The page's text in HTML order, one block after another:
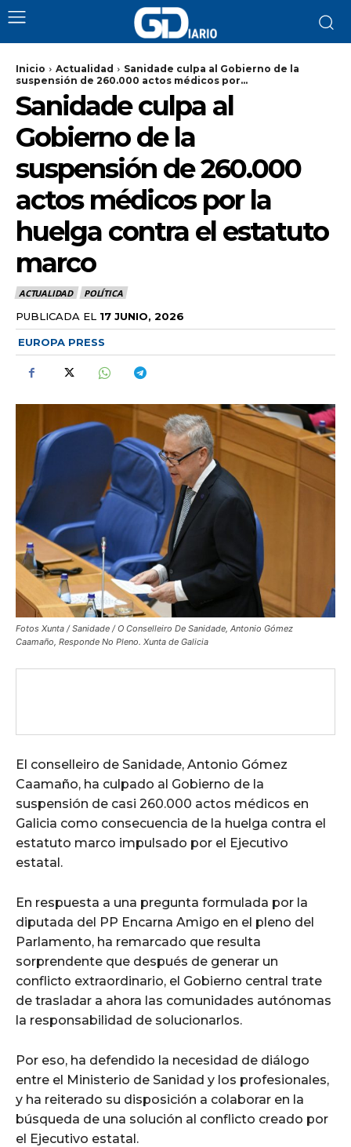
Inicio Actualidad
Sanidade culpa al Gobierno de la
suspensión de 260.000 actos médicos por...
Sanidade culpa al
Gobierno de la
suspensión de 260.000
actos médicos por la
huelga contra el estatuto
marco
ACTUALIDAD POLÍTICA
PUBLICADA EL 17 JUNIO, 2026
EUROPA PRESS
Fotos Xunta / Sanidade / O Conselleiro De Sanidade, Antonio Gómez
Caamaño, Responde No Pleno. Xunta de Galicia
El conselleiro de Sanidade, Antonio Gómez
Caamaño, ha culpado al Gobierno de la
suspensión de casi 260.000 actos médicos en
Galicia como consecuencia de la huelga contra el
estatuto marco impulsado por el Ejecutivo
estatal.
En respuesta a una pregunta formulada por la
diputada del PP Encarna Amigo en el pleno del
Parlamento, ha remarcado que resulta
sorprendente que después de generar un
conflicto extraordinario, el Gobierno central trate
de trasladar a ahora las comunidades autónomas
la responsabilidad de solucionarlos.
Por eso, ha defendido la necesidad de diálogo
entre el Ministerio de Sanidad y los profesionales,
y ha reiterado su disposición a colaborar en la
búsqueda de una solución al conflicto creado por
el Ejecutivo estatal.